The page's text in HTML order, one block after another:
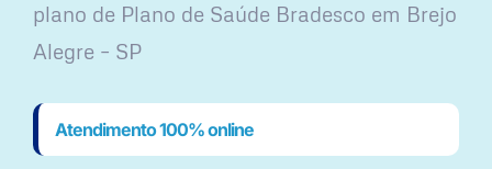
plano ​de Plano de Saúde Bradesco em Brejo
Alegre – SP
Atendimento 100% online